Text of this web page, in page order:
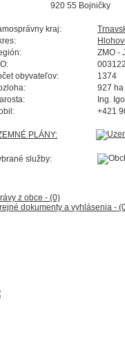
920 55 Bojničky
kraj:
ZMO -
obyvateľov:
1374
927 ha
Ing.
+421
PLÁNY:
služby:
z obce - (0)
dokumenty a vyhlásenia -